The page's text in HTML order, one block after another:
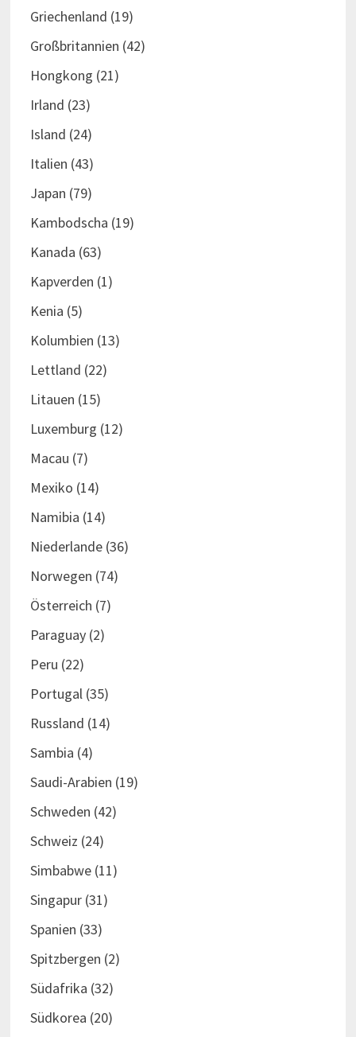
Griechenland (19)
Großbritannien (42)
Hongkong (21)
Irland (23)
Island (24)
Italien (43)
Japan (79)
Kambodscha (19)
Kanada (63)
Kapverden (1)
Kenia (5)
Kolumbien (13)
Lettland (22)
Litauen (15)
Luxemburg (12)
Macau (7)
Mexiko (14)
Namibia (14)
Niederlande(36)
Norwegen (74)
Österreich (7)
Paraguay(2)
Peru (22)
Portugal(35)
Russland (14)
Sambia (4)
Saudi-Arabien (19)
Schweden (42)
Schweiz (24)
Simbabwe(11)
Singapur(31)
Spanien (33)
Spitzbergen (2)
Südafrika (32)
Südkorea (20)